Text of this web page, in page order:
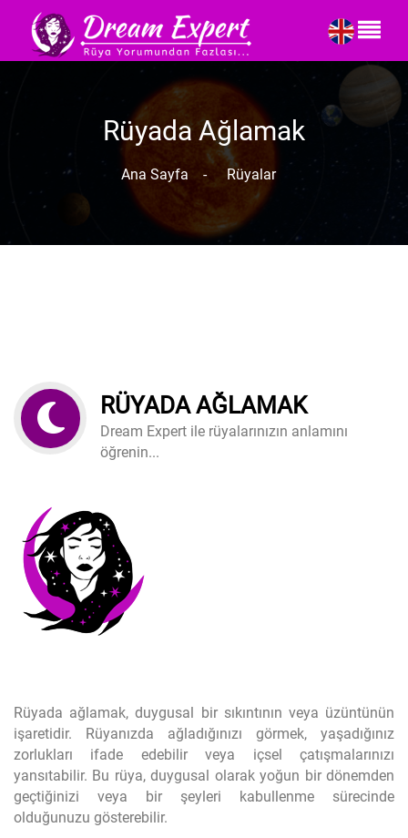
Rüyada Ağlamak
Ana Sayfa - Rüyalar
RÜYADA AĞLAMAK
Dream Expert ile rüyalarınızın anlamını
öğrenin...
Rüyada ağlamak, duygusal bir sıkıntının veya üzüntünün
işaretidir. Rüyanızda ağladığınızı görmek, yaşadığınız
zorlukları ifade edebilir veya içsel çatışmalarınızı
yansıtabilir. Bu rüya, duygusal olarak yoğun bir dönemden
geçtiğinizi veya bir şeyleri kabullenme sürecinde
olduğunuzu gösterebilir.